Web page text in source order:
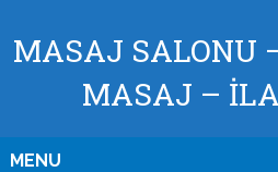
MASAJ SALONU
MASAJ –
MENU